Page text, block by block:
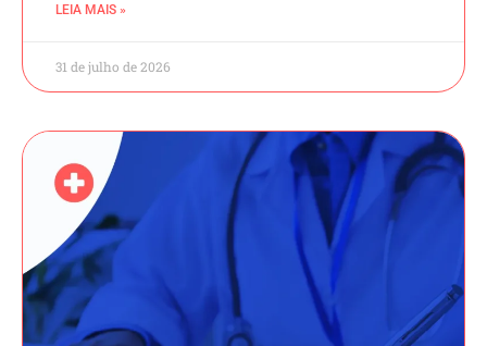
LEIA MAIS »
31 de julho de 2026